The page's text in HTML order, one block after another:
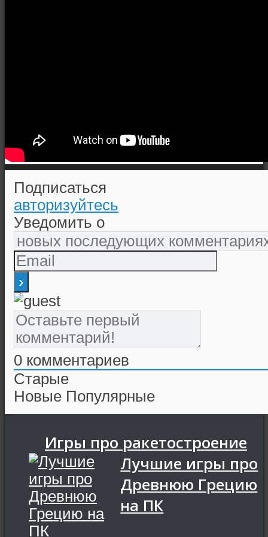
Подписаться
авторизуйтесь
Уведомить о
0 комментариев
Старые
Новые Популярные
Игры про ракетостроение
Лучшие игры про
Древнюю Грецию
на ПК